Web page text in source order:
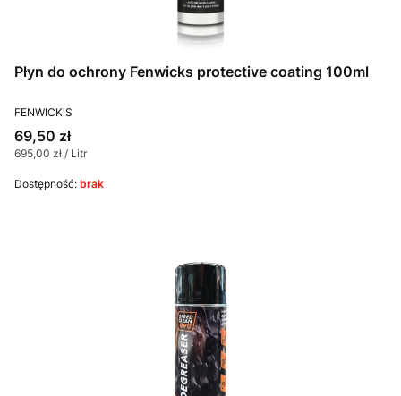
Płyn do ochrony Fenwicks protective coating 100ml
PRODUCENT
FENWICK'S
Cena
69,50 zł
Cena jednostkowa
695,00 zł / Litr
Dostępność: brak